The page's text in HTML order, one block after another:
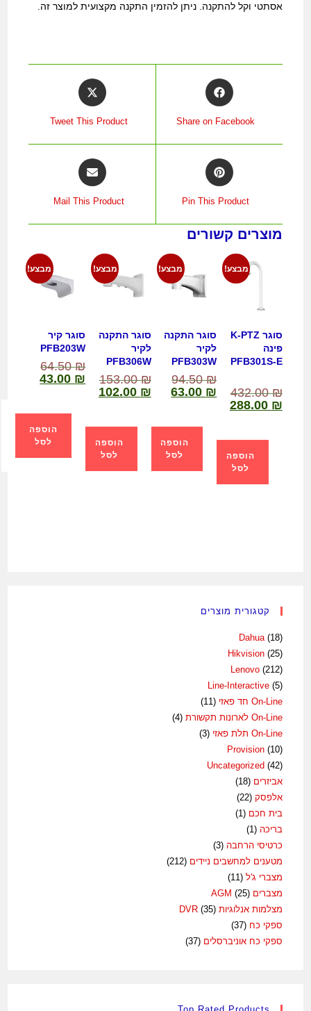
אסתטי וקל להתקנה. ניתן להזמין התקנה מקצועית למוצר זה.
Share on Facebook
Tweet This Product
Pin This Product
Mail This Product
מוצרים קשורים
מבצע!
סוגר K-PTZ
פינה
PFB301S-E
432.00₪
288.00 ₪
הוספה
לסל
מבצע!
סוגר התקנה
לקיר
PFB303W
94.50₪
63.00 ₪
הוספה
לסל
מבצע!
סוגר התקנה
לקיר
PFB306W
153.00₪
102.00 ₪
הוספה
לסל
מבצע!
סוגר קיר
PFB203W
64.50₪
43.00 ₪
הוספה
לסל
קטגורית מוצרים
Dahua (18)
Hikvision (25)
Lenovo (212)
Line-Interactive (5)
On-Line חד פאזי
(11)
On-Line לארונות תקשורת
(4)
On-Line תלת פאזי
(3)
Provision (10)
Uncategorized (42)
אביזרים (18)
אלפסק (22)
בית חכם (1)
בריכה (1)
כרטיסי הרחבה (3)
מטענים למחשבים ניידים (212)
מצברי ג'ל (11)
מצברים AGM(25)
מצלמות אנלוגיות DVR(35)
ספקי כח (37)
ספקי כח אוניברסלים (37)